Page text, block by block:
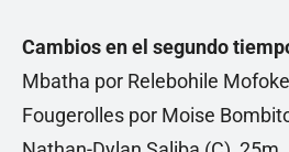
Cambios en el segundo
Mbatha por Relebohile
Fougerolles por Moise